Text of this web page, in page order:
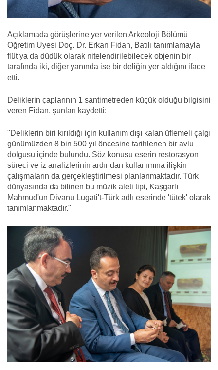
Açıklamada görüşlerine yer verilen Arkeoloji Bölümü
Öğretim Üyesi Doç. Dr. Erkan Fidan, Batılı tanımlamayla
flüt ya da düdük olarak nitelendirilebilecek objenin bir
tarafında iki, diğer yanında ise bir deliğin yer aldığını ifade
etti.
Deliklerin çaplarının 1 santimetreden küçük olduğu bilgisini
veren Fidan, şunları kaydetti:
"Deliklerin biri kırıldığı için kullanım dışı kalan üflemeli çalgı
günümüzden 8 bin 500 yıl öncesine tarihlenen bir avlu
dolgusu içinde bulundu. Söz konusu eserin restorasyon
süreci ve iz analizlerinin ardından kullanımına ilişkin
çalışmaların da gerçekleştirilmesi planlanmaktadır. Türk
dünyasında da bilinen bu müzik aleti tipi, Kaşgarlı
Mahmud'un Divanu Lugati't-Türk adlı eserinde 'tütek' olarak
tanımlanmaktadır."